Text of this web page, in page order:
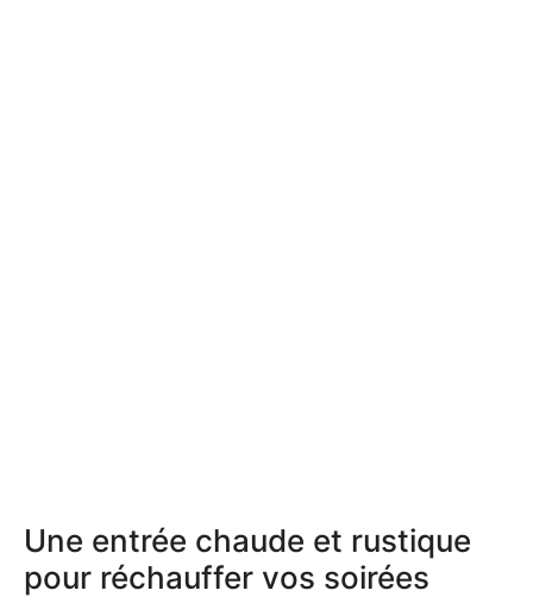
Une entrée chaude et rustique
pour réchauffer vos soirées